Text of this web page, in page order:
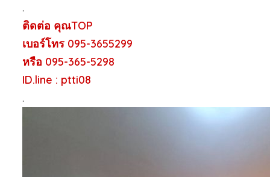
.
ติดต่อ คุณTOP
เบอร์โทร 095-3655299
หรือ 095-365-5298
ID.line : ptti08
.